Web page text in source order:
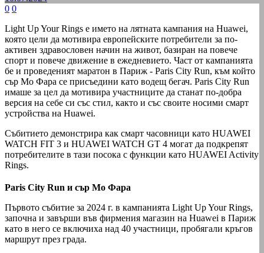
0 0
Light Up Your Rings е името на лятната кампания на Huawei,
която цели да мотивира европейските потребители за по-
активен здравословен начин на живот, базиран на повече
спорт и повече движение в ежедневието. Част от кампанията
бе и проведеният маратон в Париж - Paris City Run, към който
сър Мо Фара се присъедини като водещ бегач. Paris City Run
имаше за цел да мотивира участниците да станат по-добра
версия на себе си със стил, както и със своите носими смарт
устройства на Huawei.
Събитието демонстрира как смарт часовници като HUAWEI
WATCH FIT 3 и HUAWEI WATCH GT 4 могат да подкрепят
потребителите в тази посока с функции като HUAWEI Activity
Rings.
Paris City Run и сър Мо Фара
Първото събитие за 2024 г. в кампанията Light Up Your Rings,
започна и завърши във фирмения магазин на Huawei в Париж
като в него се включиха над 40 участници, пробягали кръгов
маршрут през града.